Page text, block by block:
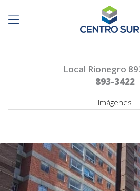
Local Rionegro
893-3422
Imágenes